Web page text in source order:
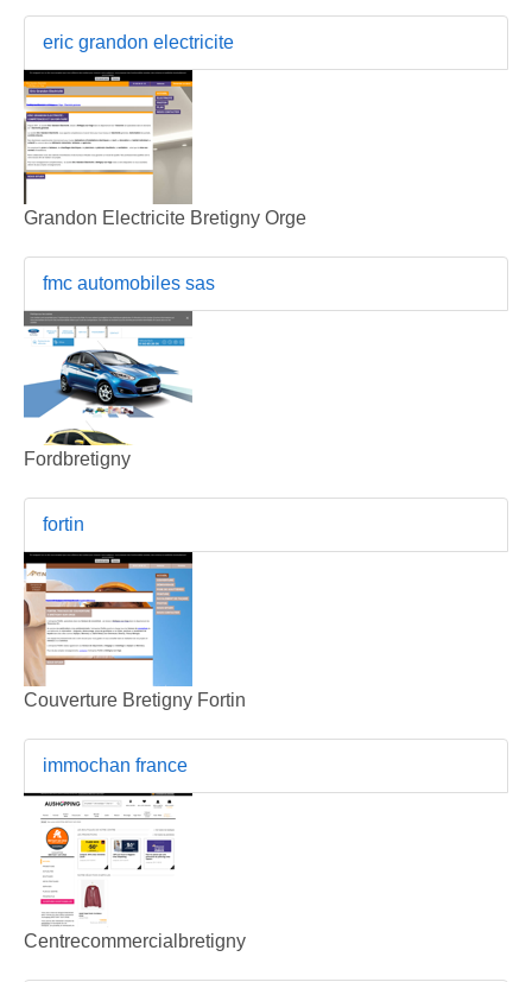
eric grandon electricite
Grandon Electricite Bretigny Orge
fmc automobiles sas
Fordbretigny
fortin
Couverture Bretigny Fortin
immochan france
Centrecommercialbretigny